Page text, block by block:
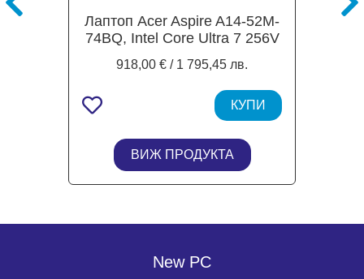
Лаптоп Acer Aspire A14-52M-
74BQ, Intel Core Ultra 7 256V
Cache), 14" (35.6 cm), Intel
Arc Graphics 140V, WUXGA
OLED Display, 16GB
LPDDR5X, 512GB SSD
NVMe, 1x Thunderbolt,
Windows 11 Home
918,00 € / 1 795,45 лв.
КУПИ
ВИЖ ПРОДУКТА
New PC